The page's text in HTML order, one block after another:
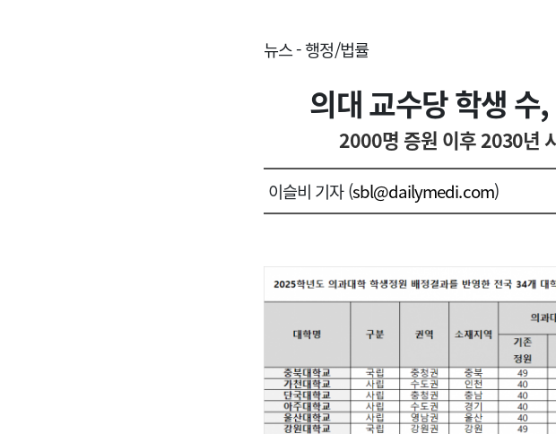
뉴스 - 행정/법률
의대 교수당 학생 수
2000명 증원 이후 2030년
이슬비 기자 (sbl@dailymedi.com)